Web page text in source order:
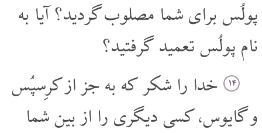
پولُس برای شما مصلوب گردید؟ آیا به
نام پولُس تعمید گرفتید؟
۱۴ خدا را شکر که به جز از کرِسپُس
و گایوس، کسی دیگری را از بین شما